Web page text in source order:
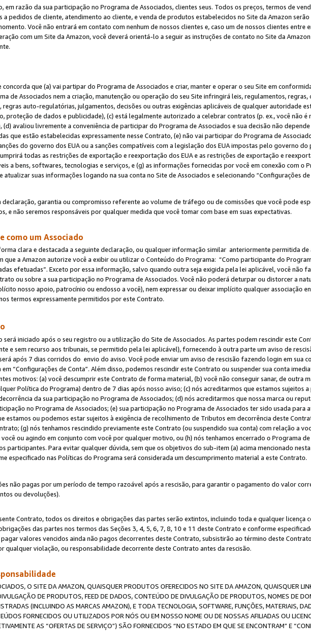
em razão da sua participação no Programa de Associados, clientes seus. Todos os preços, termos de
a pedidos de cliente, atendimento ao cliente, e venda de produtos estabelecidos no Site da Amazon
Você não entrará em contato com nenhum de nossos clientes e, caso um de nossos clientes entre
com um Site da Amazon, você deverá orientá-lo a seguir as instruções de contato no Site da
concorda que (a) vai partipar do Programa de Associados e criar, manter e operar o seu Site em
de Associados nem a criação, manutenção ou operação do seu Site infringirá leis, regulamentos, regras,
regras auto-regulatórias, julgamentos, decisões ou outras exigências aplicáveis de qualquer autoridade
proteção de dados e publicidade), (c) está legalmente autorizado a celebrar contratos (p. ex., você não
avaliou livremente a conveniência de participar do Programa de Associados e sua decisão não
que estão estabelecidas expressamente nesse Contrato, (e) não vai participar do Programa de
do governo dos EUA ou a sanções compatíveis com a legislação dos EUA impostas pelo governo
todas as restrições de exportação e reexportação dos EUA e as restrições de exportação e
a bens, softwares, tecnologias e serviços, e (g) as informações fornecidas por você em conexão com o
atualizar suas informações logando na sua conta no Site de Associados e selecionando “Configurações de
declaração, garantia ou compromisso referente ao volume de tráfego ou de comissões que você pode
e não seremos responsáveis por qualquer medida que você tomar com base em suas expectativas.
como um Associado
clara e destacada a seguinte declaração, ou qualquer informação similar anteriormente permitida de
que a Amazon autorize você a exibir ou utilizar o Conteúdo do Programa: “Como participante do
efetuadas”. Exceto por essa informação, salvo quando outra seja exigida pela lei aplicável, você não
ou sobre a sua participação no Programa de Associados. Você não poderá deturpar ou distorcer a
nosso apoio, patrocínio ou endosso a você), nem expressar ou deixar implícito qualquer associação
termos expressamente permitidos por este Contrato.
iniciado após o seu registro ou a utilização do Site de Associados. As partes podem rescindir este
e sem recurso aos tribunais, se permitido pela lei aplicável), fornecendo à outra parte um aviso de
após 7 dias corridos do envio do aviso. Você pode enviar um aviso de rescisão fazendo login em sua
“Configurações de Conta”. Além disso, podemos rescindir este Contrato ou suspender sua conta
motivos: (a) você descumprir este Contrato de forma material, (b) você não conseguir sanar, de outra
Política do Programa) dentro de 7 dias após nosso aviso; (c) nós acreditarmos que estamos sujeitos
da sua participação no Programa de Associados; (d) nós acreditarmos que nossa marca ou
no Programa de Associados; (e) sua participação no Programa de Associados ter sido usada para
estamos ou podemos estar sujeitos à exigência de recolhimento de Tributos em decorrência deste
(g) nós tenhamos rescindido previamente este Contrato (ou suspendido sua conta) com relação a
você ou agindo em conjunto com você por qualquer motivo, ou (h) nós tenhamos encerrado o Programa
participantes. Para evitar qualquer dúvida, sem que os objetivos do sub-item (a) acima mencionado
especificado nas Políticas do Programa será considerada um descumprimento material a este Contrato.
não pagas por um período de tempo razoável após a rescisão, para garantir o pagamento do valor
ou devoluções).
Contrato, todos os direitos e obrigações das partes serão extintos, incluindo toda e qualquer licença
das partes nos termos das Seções 3, 4, 5, 6, 7, 8, 10 e 11 deste Contrato e conforme
valores vencidos ainda não pagos decorrentes deste Contrato, subsistirão ao término deste
qualquer violação, ou responsabilidade decorrente deste Contrato antes da rescisão.
O SITE DA AMAZON, QUAISQUER PRODUTOS OFERECIDOS NO SITE DA AMAZON, QUAISQUER
DE PRODUTOS, FEED DE DADOS, CONTEÚDO DE DIVULGAÇÃO DE PRODUTOS, NOMES DE
(INCLUINDO AS MARCAS AMAZON), E TODA TECNOLOGIA, SOFTWARE, FUNÇÕES, MATERIAIS,
FORNECIDOS OU UTILIZADOS POR NÓS OU EM NOSSO NOME OU DE NOSSAS AFILIADAS OU
AS “OFERTAS DE SERVIÇO”) SÃO FORNECIDOS “NO ESTADO EM QUE SE ENCONTRAM” E